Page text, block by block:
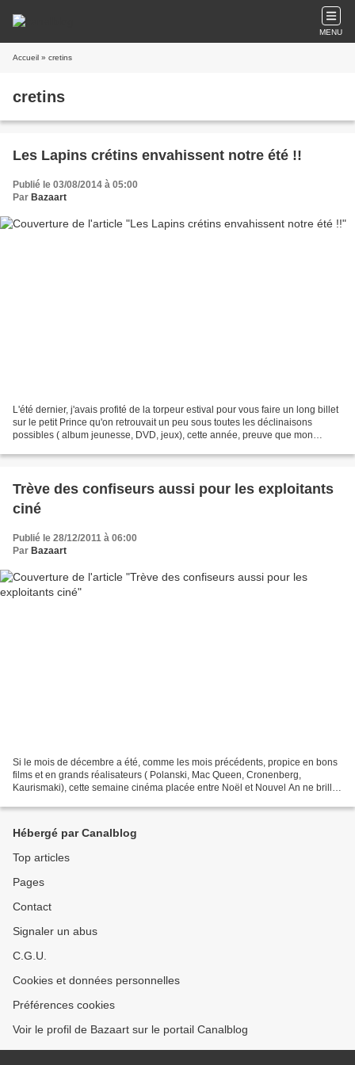
MENU
Accueil » cretins
cretins
Les Lapins crétins envahissent notre été !!
Publié le 03/08/2014 à 05:00
Par Bazaart
L'été dernier, j'avais profité de la torpeur estival pour vous faire un long billet
sur le petit Prince qu'on retrouvait un peu sous toutes les déclinaisons
possibles ( album jeunesse, DVD, jeux), cette année, preuve que mon
Trève des confiseurs aussi pour les exploitants
ciné
Publié le 28/12/2011 à 06:00
Par Bazaart
Si le mois de décembre a été, comme les mois précédents, propice en bons
films et en grands réalisateurs ( Polanski, Mac Queen, Cronenberg,
Kaurismaki), cette semaine cinéma placée entre Noël et Nouvel An ne brille
Hébergé par Canalblog
Top articles
Pages
Contact
Signaler un abus
C.G.U.
Cookies et données personnelles
Préférences cookies
Voir le profil de Bazaart sur le portail Canalblog